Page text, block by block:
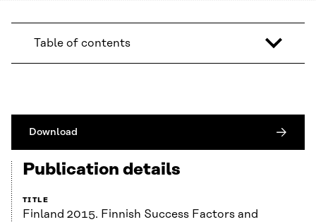
Table of contents
Download
Publication details
TITLE
Finland 2015. Finnish Success Factors and